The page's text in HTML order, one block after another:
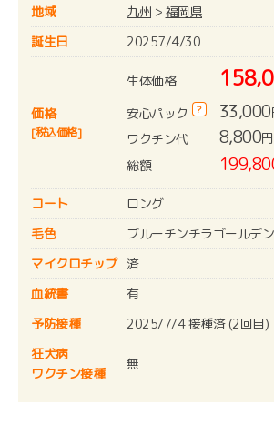
地域
九州 > 福岡県
誕生日
20257/4/30
価格
[税込価格]
生体価格
安心パック
? 33,000
ワクチン代
8,800円
総額
コート
ロング
毛色
ブルーチンチラゴールデン
マイクロチップ 済
血統書
有
予防接種
2025/7/4 接種済 (2回目)
狂犬病
ワクチン接種
無